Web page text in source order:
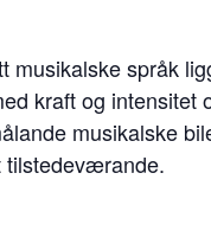
musikalske språk
kraft og
musikalske